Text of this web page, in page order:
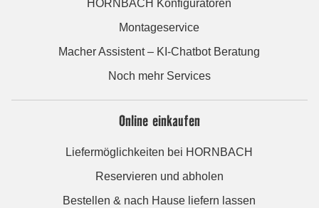
HORNBACH Konfiguratoren
Montageservice
Macher Assistent – KI-Chatbot Beratung
Noch mehr Services
Online einkaufen
Liefermöglichkeiten bei HORNBACH
Reservieren und abholen
Bestellen & nach Hause liefern lassen